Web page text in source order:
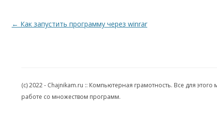
Навигация по записям
← Как запустить программу через winrar
(c) 2022 - Chajnikam.ru :: Компьютерная грамотность. Все для
работе со множеством программ.